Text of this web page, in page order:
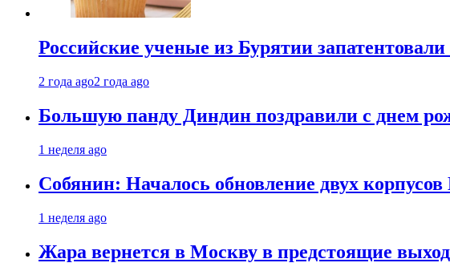
Российские ученые из Бурятии
2 года ago2 года ago
Большую панду Диндин поздравили с днем
1 неделя ago
Собянин: Началось обновление двух
1 неделя ago
Жара вернется в Москву в предстоящие